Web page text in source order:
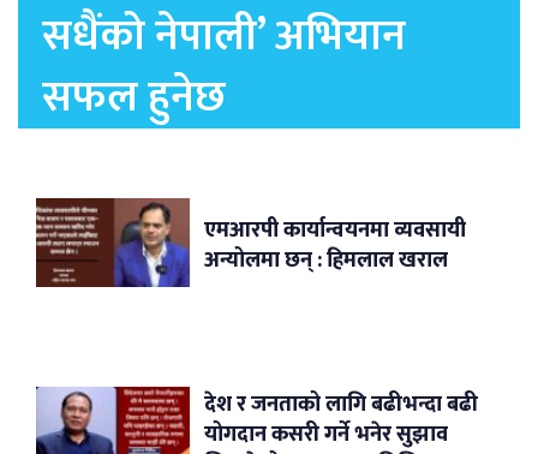
सधैंको नेपाली’ अभियान
सफल हुनेछ
एमआरपी कार्यान्वयनमा व्यवसायी
अन्योलमा छन् : हिमलाल खराल
देश र जनताको लागि बढीभन्दा बढी
योगदान कसरी गर्ने भनेर सुझाव